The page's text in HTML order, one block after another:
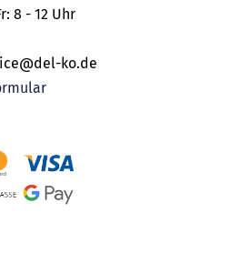
8 - 12 Uhr
ko.de